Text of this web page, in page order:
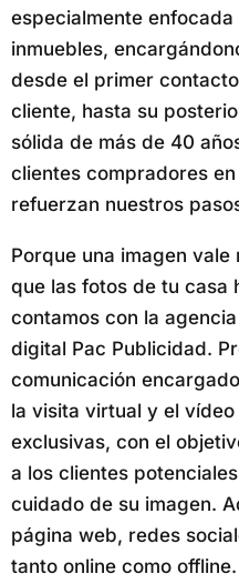
especialmente
inmuebles,
desde el primer
cliente, hasta su
sólida de más de 40
clientes compradores
refuerzan nuestros
Porque una imagen
que las fotos de tu casa
contamos con la
digital Pac Publicidad.
comunicación
la visita virtual y el
exclusivas, con el
a los clientes
cuidado de su imagen.
página web, redes
tanto online como offline.